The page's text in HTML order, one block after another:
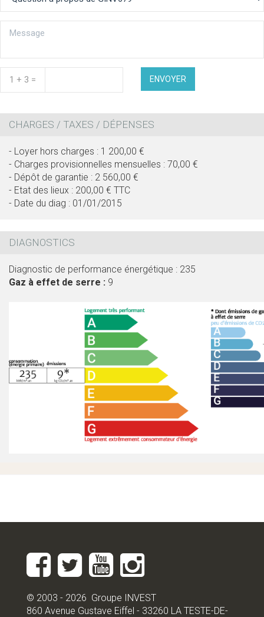
1 + 3 = ENVOYER
CHARGES / TAXES / DÉPENSES
- Loyer hors charges : 1 200,00 €
- Charges provisionnelles mensuelles : 70,00 €
- Dépôt de garantie : 2 560,00 €
- Etat des lieux : 200,00 € TTC
- Date du diag : 01/01/2015
DIAGNOSTICS
Diagnostic de performance énergétique : 235
Gaz à effet de serre : 9
© 2003 - 2026 Groupe INVEST
860 Avenue Gustave Eiffel - 33260 LA TESTE-DE-